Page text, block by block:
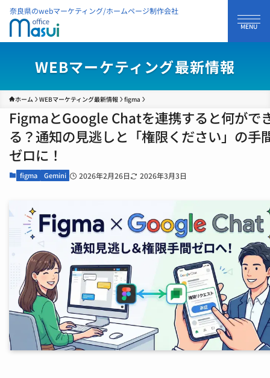
奈良県のwebマーケティング/ホームページ制作会社
WEBマーケティング最新情報
ホーム WEBマーケティング最新情報 figma
FigmaとGoogle Chatを連携すると何がで
る？通知の見逃しと「権限ください」の手
ゼロに！
figma Gemini 2026年2月26日 2026年3月3日